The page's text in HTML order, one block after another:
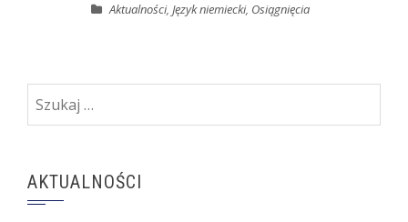
Aktualności, Język niemiecki, Osiągnięcia
Szukaj:
AKTUALNOŚCI